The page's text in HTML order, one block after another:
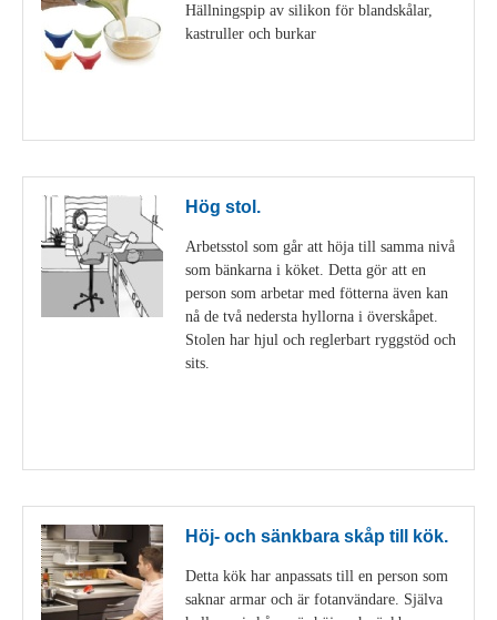
Hällningspip av silikon för blandskålar,
kastruller och burkar
Hög stol.
Arbetsstol som går att höja till samma nivå
som bänkarna i köket. Detta gör att en
person som arbetar med fötterna även kan
nå de två nedersta hyllorna i överskåpet.
Stolen har hjul och reglerbart ryggstöd och
sits.
Höj- och sänkbara skåp till kök.
Detta kök har anpassats till en person som
saknar armar och är fotanvändare. Själva